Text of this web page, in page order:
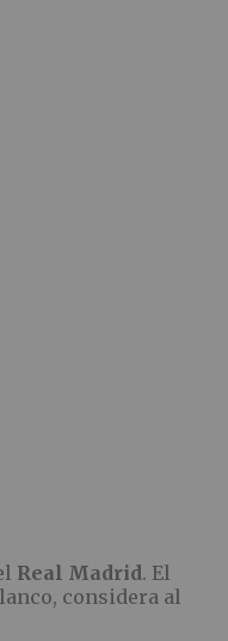
Real Madrid. El
considera al